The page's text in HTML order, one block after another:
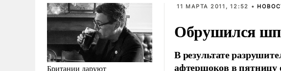
Британии даруют
11 МАРТА 2011, 12:52 •
Обрушился
В результате
афтершоков в